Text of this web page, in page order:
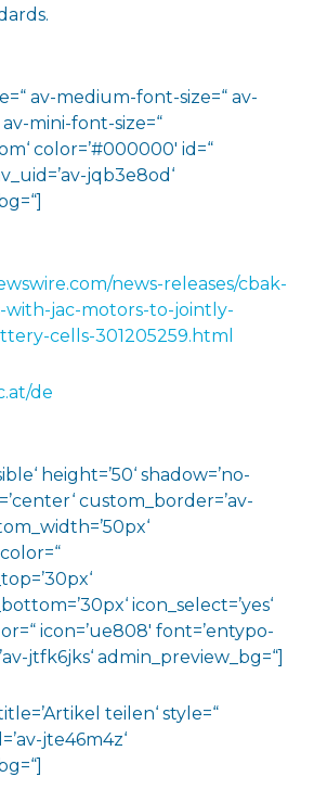
av-medium-font-size=“ av-
mini-font-size=“
color=’#000000′ id=“
jqb3e8od‘
news-releases/cbak-
jac-motors-to-jointly-
cells-301205259.html
de
height=’50‘ shadow=’no-
custom_border=’av-
icon_select=’yes‘
icon=’ue808′ font=’entypo-
jtfk6jks‘ admin_preview_bg=“]
teilen‘ style=“
jte46m4z‘